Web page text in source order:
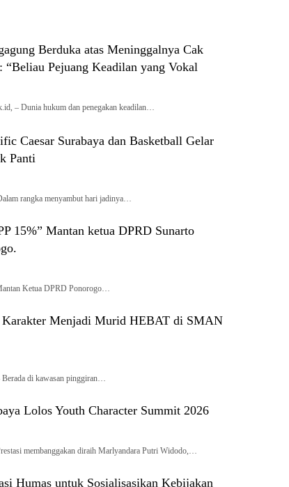
Berduka atas Meninggalnya Cak
“Beliau Pejuang Keadilan yang Vokal
– Dunia hukum dan penegakan keadilan…
Caesar Surabaya dan Basketball Gelar
Panti
rangka menyambut hari jadinya…
15%” Mantan ketua DPRD Sunarto
Ketua DPRD Ponorogo…
Karakter Menjadi Murid HEBAT di SMAN
di kawasan pinggiran…
Lolos Youth Character Summit 2026
membanggakan diraih Marlyandara Putri Widodo,…
Humas untuk Sosialisasikan Kebijakan